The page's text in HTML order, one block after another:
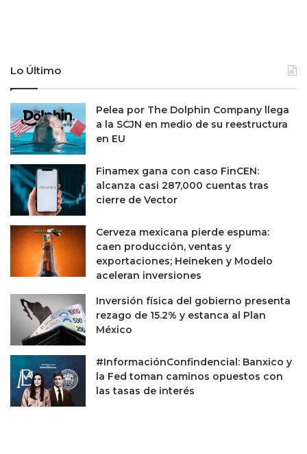
a
d
o
f
a
m
i
r
e
s
u
h
i
s
t
o
a
Lo Último
Pelea por The Dolphin Company llega
a la SCJN en medio de su reestructura
en EU
Finamex gana con caso FinCEN:
alcanza casi 287,000 cuentas tras
cierre de Vector
Cerveza mexicana pierde espuma:
caen producción, ventas y
exportaciones; Heineken y Modelo
aceleran inversiones
Inversión física del gobierno presenta
rezago de 15.2% y estanca al Plan
México
#InformaciónConfindencial: Banxico y
la Fed toman caminos opuestos con
las tasas de interés